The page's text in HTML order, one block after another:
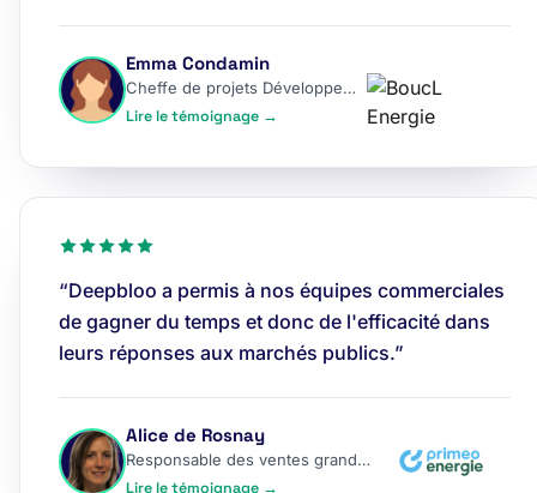
Emma Condamin
Cheffe de projets Développement
Lire le témoignage →
“Deepbloo a permis à nos équipes commerciales
de gagner du temps et donc de l'efficacité dans
leurs réponses aux marchés publics.”
Alice de Rosnay
Responsable des ventes grands comptes
Lire le témoignage →